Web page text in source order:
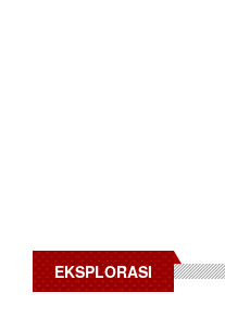
EKSPLORASI